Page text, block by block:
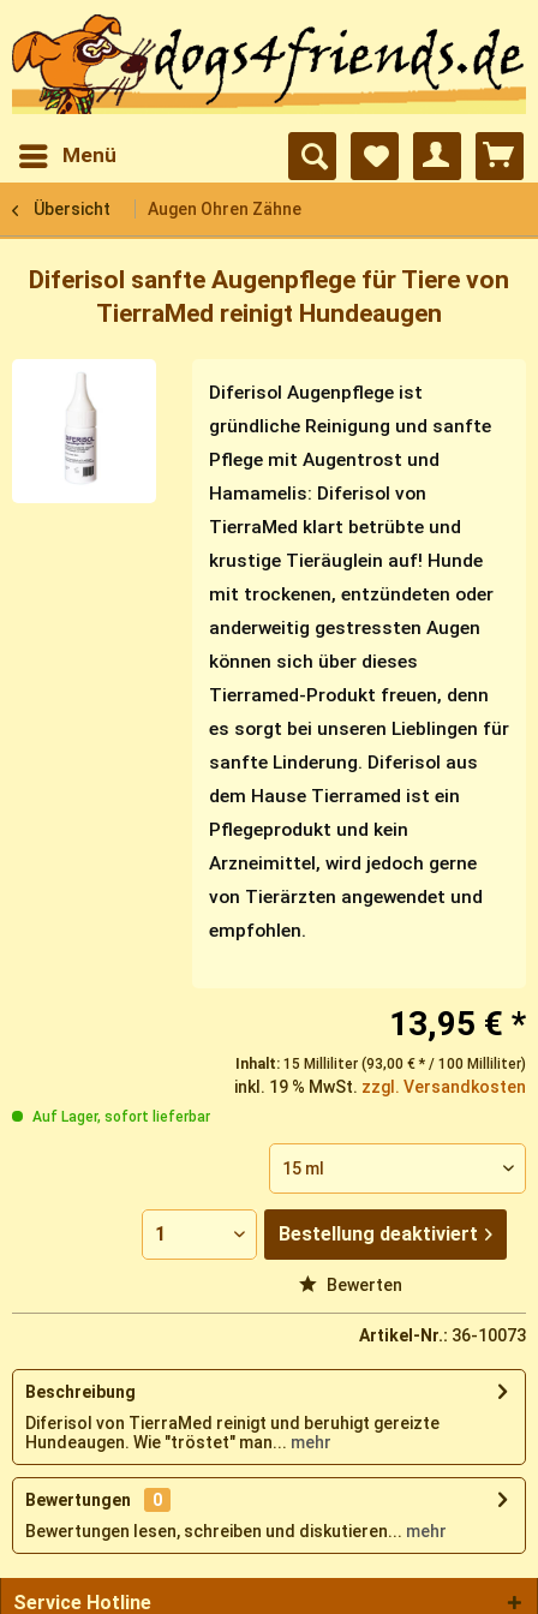
Menü
Übersicht Augen Ohren Zähne
Diferisol sanfte Augenpflege für Tiere von
TierraMed reinigt Hundeaugen
Diferisol Augenpflege ist
gründliche Reinigung und sanfte
Pflege mit Augentrost und
Hamamelis: Diferisol von
TierraMed klart betrübte und
krustige Tieräuglein auf! Hunde
mit trockenen, entzündeten oder
anderweitig gestressten Augen
können sich über dieses
Tierramed-Produkt freuen, denn
es sorgt bei unseren Lieblingen für
sanfte Linderung. Diferisol aus
dem Hause Tierramed ist ein
Pflegeprodukt und kein
Arzneimittel, wird jedoch gerne
von Tierärzten angewendet und
empfohlen.
13,95 € *
Inhalt: 15 Milliliter (93,00 € * / 100 Milliliter)
inkl. 19 % MwSt. zzgl. Versandkosten
Auf Lager, sofort lieferbar
Bestellung deaktiviert
Bewerten
Artikel-Nr.: 36-10073
Beschreibung
Diferisol von TierraMed reinigt und beruhigt gereizte
Hundeaugen. Wie "tröstet" man... mehr
Bewertungen
0
Bewertungen lesen, schreiben und diskutieren... mehr
Service Hotline